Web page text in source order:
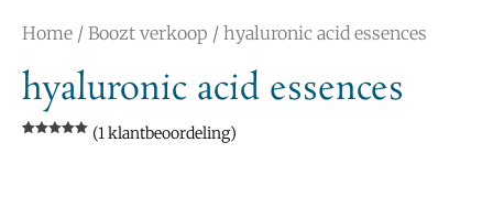
Home / Boozt verkoop / hyaluronic acid essences
hyaluronic acid essences
(1klantbeoordeling)